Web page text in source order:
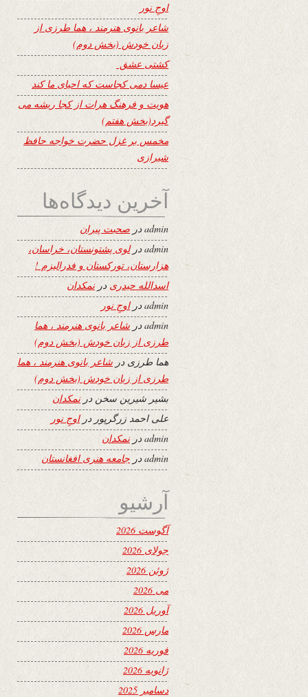
اوجِ نور
شاعر بانوی هنرمند ، هما طرزی از
زبان خودش (بخش دوم)
کشتی عشق
عیسا دمی کجاست که احیای ما کند
هویت و فرهنگ هرات از کجا ریشه می
گیرد(بخش هفتم)
مخمس بر غزل حضرت خواجه حافظ
شیرازی
آخرین دیدگاه‌ها
adminدر صحبت پیران
admin درلوی پشتونستان، خراسان،
هزارستان، تورکستان و فدرالیزم !
اسدالله حیدری درنمکدان
adminدراوجِ نور
adminدر شاعر بانوی هنرمند ، هما
طرزی از زبان خودش (بخش دوم)
هما طرزی در شاعر بانوی هنرمند ، هما
طرزی از زبان خودش (بخش دوم)
بشیر شیرین سخن درنمکدان
علی احمد زرگرپور دراوجِ نور
adminدرنمکدان
admin در جامعه هنری افغانستان
آرشیو
آگوست 2026
جولای 2026
ژوئن 2026
می 2026
آوریل 2026
مارس 2026
فوریه 2026
ژانویه 2026
دسامبر 2025